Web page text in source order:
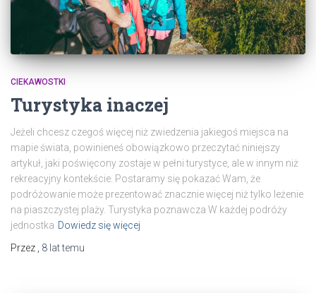
CIEKAWOSTKI
Turystyka inaczej
Jeżeli chcesz czegoś więcej niż zwiedzenia jakiegoś miejsca na
mapie świata, powinieneś obowiązkowo przeczytać niniejszy
artykuł, jaki poświęcony zostaje w pełni turystyce, ale w innym niż
rekreacyjny kontekście. Postaramy się pokazać Wam, że
podróżowanie może prezentować znacznie więcej niż tylko leżenie
na piaszczystej plaży. Turystyka poznawcza W każdej podróży
jednostka Dowiedz się więcej
Przez
8 lattemu